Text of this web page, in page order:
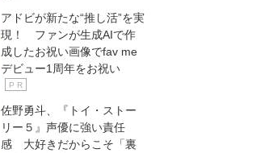
アドビが新たな“推し活”を実
現！ ファンが生成AIで作
成したお祝い画像でfav me
デビュー1周年をお祝い
P R
佐野勇斗、『トイ・ストー
リー５』声優に強い責任
感 大好きだからこそ「裏